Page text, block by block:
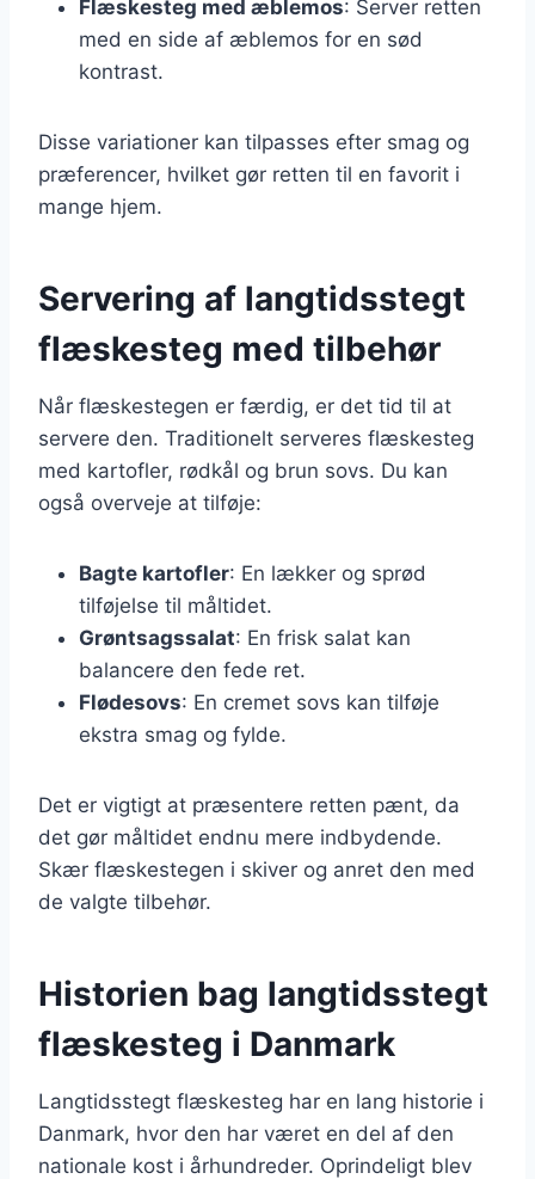
Flæskesteg med æblemos: Server retten
med en side af æblemos for en sød
kontrast.
Disse variationer kan tilpasses efter smag og
præferencer, hvilket gør retten til en favorit i
mange hjem.
Servering af langtidsstegt
flæskesteg med tilbehør
Når flæskestegen er færdig, er det tid til at
servere den. Traditionelt serveres flæskesteg
med kartofler, rødkål og brun sovs. Du kan
også overveje at tilføje:
Bagte kartofler: En lækker og sprød
tilføjelse til måltidet.
Grøntsagssalat: En frisk salat kan
balancere den fede ret.
Flødesovs: En cremet sovs kan tilføje
ekstra smag og fylde.
Det er vigtigt at præsentere retten pænt, da
det gør måltidet endnu mere indbydende.
Skær flæskestegen i skiver og anret den med
de valgte tilbehør.
Historien bag langtidsstegt
flæskesteg i Danmark
Langtidsstegt flæskesteg har en lang historie i
Danmark, hvor den har været en del af den
nationale kost i århundreder. Oprindeligt blev